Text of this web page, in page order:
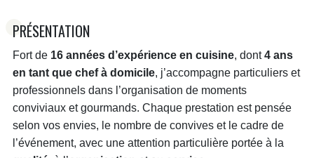
PRÉSENTATION
Fort de 16 années d’expérience en cuisine, dont4 ans
en tant que chef à domicile, j’accompagne particuliers et
professionnels dans l’organisation de moments
conviviaux et gourmands. Chaque prestation est pensée
selon vos envies, le nombre de convives et le cadre de
l’événement, avec une attention particulière portée à la